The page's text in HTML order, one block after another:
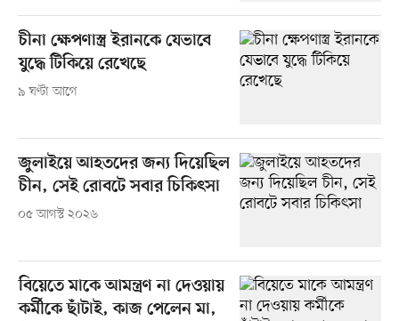
চীনা ক্ষেপণাস্ত্র ইরানকে যেভাবে
যুদ্ধে টিকিয়ে রেখেছে
৯ ঘণ্টা আগে
জুলাইয়ে আহতদের জন্য দিয়েছিল
চীন, সেই রোবটে সবার চিকিৎসা
০৫ আগস্ট ২০২৬
বিয়েতে মাকে আমন্ত্রণ না দেওয়ায়
কর্মীকে ছাঁটাই, কাজ পেলেন মা,